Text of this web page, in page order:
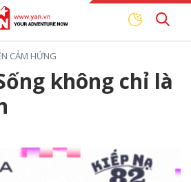
CẢM HỨNG
không chỉ là